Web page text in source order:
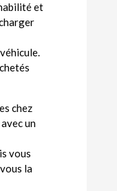
et
chez
un
vous
la